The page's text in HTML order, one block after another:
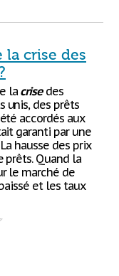
la crise des
la crisedes
unis, des prêts
accordés aux
garanti par une
hausse des prix
Quand la
le marché de
et les taux